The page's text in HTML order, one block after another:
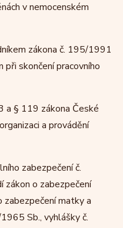
v nemocenském
zákona č. 195/1991
skončení pracovního
a § 119 zákona České
a provádění
zabezpečení č.
o zabezpečení
zabezpečení matky a
Sb., vyhlášky č.